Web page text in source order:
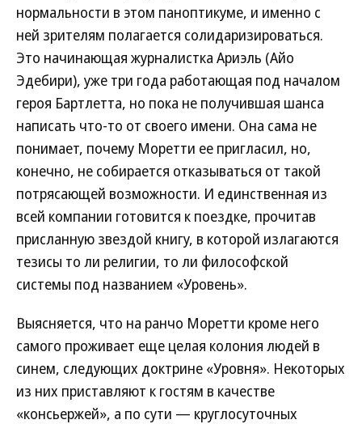
нормальности в этом паноптикуме, и именно с
ней зрителям полагается солидаризироваться.
Это начинающая журналистка Ариэль (Айо
Эдебири), уже три года работающая под началом
героя Бартлетта, но пока не получившая шанса
написать что-то от своего имени. Она сама не
понимает, почему Моретти ее пригласил, но,
конечно, не собирается отказываться от такой
потрясающей возможности. И единственная из
всей компании готовится к поездке, прочитав
присланную звездой книгу, в которой излагаются
тезисы то ли религии, то ли философской
системы под названием «Уровень».
Выясняется, что на ранчо Моретти кроме него
самого проживает еще целая колония людей в
синем, следующих доктрине «Уровня». Некоторых
из них приставляют к гостям в качестве
«консьержей», а по сути — круглосуточных